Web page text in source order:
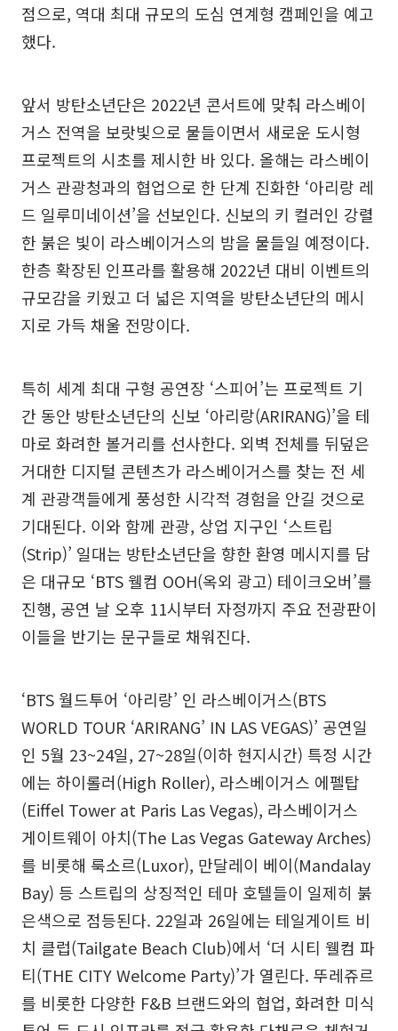
점으로, 역대 최대 규모의 도심 연계형 캠페인을 예고
했다.
앞서 방탄소년단은 2022년 콘서트에 맞춰 라스베이
거스 전역을 보랏빛으로 물들이면서 새로운 도시형
프로젝트의 시초를 제시한 바 있다. 올해는 라스베이
거스 관광청과의 협업으로 한 단계 진화한 ‘아리랑 레
드 일루미네이션’을 선보인다. 신보의 키 컬러인 강렬
한 붉은 빛이 라스베이거스의 밤을 물들일 예정이다.
한층 확장된 인프라를 활용해 2022년 대비 이벤트의
규모감을 키웠고 더 넓은 지역을 방탄소년단의 메시
지로 가득 채울 전망이다.
특히 세계 최대 구형 공연장 ‘스피어’는 프로젝트 기
간 동안 방탄소년단의 신보 ‘아리랑(ARIRANG)’을 테
마로 화려한 볼거리를 선사한다. 외벽 전체를 뒤덮은
거대한 디지털 콘텐츠가 라스베이거스를 찾는 전 세
계 관광객들에게 풍성한 시각적 경험을 안길 것으로
기대된다. 이와 함께 관광, 상업 지구인 ‘스트립
(Strip)’ 일대는 방탄소년단을 향한 환영 메시지를 담
은 대규모 ‘BTS 웰컴 OOH(옥외 광고) 테이크오버’를
진행, 공연 날 오후 11시부터 자정까지 주요 전광판이
이들을 반기는 문구들로 채워진다.
‘BTS 월드투어 ‘아리랑’ 인 라스베이거스(BTS
WORLD TOUR ‘ARIRANG’ IN LAS VEGAS)’ 공연일
인 5월 23~24일, 27~28일(이하 현지시간) 특정 시간
에는 하이롤러(High Roller), 라스베이거스 에펠탑
(Eiffel Tower at Paris Las Vegas), 라스베이거스
게이트웨이 아치(The Las Vegas Gateway Arches)
를 비롯해 룩소르(Luxor), 만달레이 베이(Mandalay
Bay) 등 스트립의 상징적인 테마 호텔들이 일제히 붉
은색으로 점등된다. 22일과 26일에는 테일게이트 비
치 클럽(Tailgate Beach Club)에서 ‘더 시티 웰컴 파
티(THE CITY Welcome Party)’가 열린다. 뚜레쥬르
를 비롯한 다양한 F&B 브랜드와의 협업, 화려한 미식